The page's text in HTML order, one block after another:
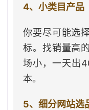
4、小类目产品
你要尽可能选
标。找销量高
场小，一天出
本。
5、细分网站选